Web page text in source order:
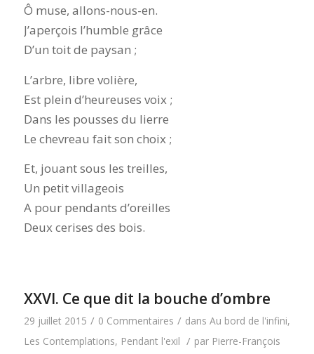
Ô muse, allons-nous-en.
J’aperçois l’humble grâce
D’un toit de paysan ;
L’arbre, libre volière,
Est plein d’heureuses voix ;
Dans les pousses du lierre
Le chevreau fait son choix ;
Et, jouant sous les treilles,
Un petit villageois
A pour pendants d’oreilles
Deux cerises des bois.
XXVI. Ce que dit la bouche d’ombre
29 juillet 2015 / 0 Commentaires / dans Au bord de l'infini,
Les Contemplations, Pendant l'exil / par Pierre-François